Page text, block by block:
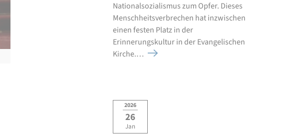
Nationalsozialismus zum Opfer. Dieses
Menschheitsverbrechen hat inzwischen
einen festen Platz in der
Erinnerungskultur in der Evangelischen
Kirche.…
2026
26
Jan